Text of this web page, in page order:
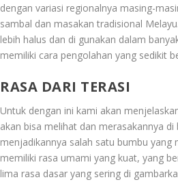
dengan variasi regionalnya masing-
sambal dan masakan tradisional
lebih halus dan di gunakan dalam
memiliki cara pengolahan yang sedikit
RASA DARI TERASI
Untuk dengan ini kami akan
akan bisa melihat dan merasakannya
menjadikannya salah satu bumbu yang
memiliki rasa umami yang kuat, yang
lima rasa dasar yang sering di